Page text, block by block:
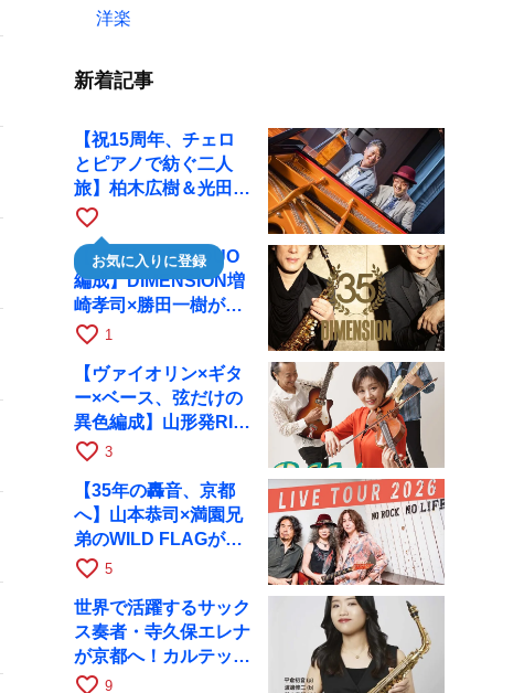
洋楽
新着記事
【祝15周年、チェロ
とピアノで紡ぐ二人
旅】柏木広樹＆光田健
一が11月12日に京都
RAGへ
favorite_border
お気に入りに登録
【35周年で初のDUO
編成】DIMENSION増
崎孝司×勝田一樹が10
月11日に京都RAGへ
favorite_border 1
【ヴァイオリン×ギタ
ー×ベース、弦だけの
異色編成】山形発RIM
が初全国ツアーで8月
favorite_border 3
【35年の轟音、京都
へ】山本恭司×満園兄
弟のWILD FLAGが8
月6日にRAGでライブ
favorite_border 5
世界で活躍するサック
ス奏者・寺久保エレナ
が京都へ！カルテッ
ト・ツアー京都公演を
favorite_border 9